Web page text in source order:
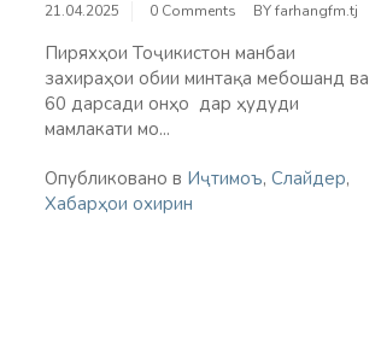
21.04.2025 0 Comments BYfarhangfm.tj
Пиряхҳои Тоҷикистон манбаи
захираҳои обии минтақа мебошанд ва
60 дарсади онҳо дар ҳудуди
мамлакати мо...
Опубликовано в Иҷтимоъ, Слайдер,
Хабарҳои охирин